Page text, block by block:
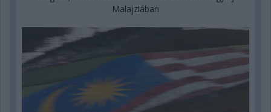
Malajziában